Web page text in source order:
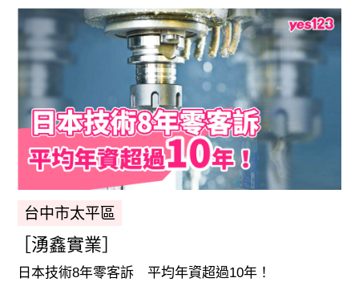
台中市太平區
［湧鑫實業］
日本技術8年零客訴 平均年資超過10年！